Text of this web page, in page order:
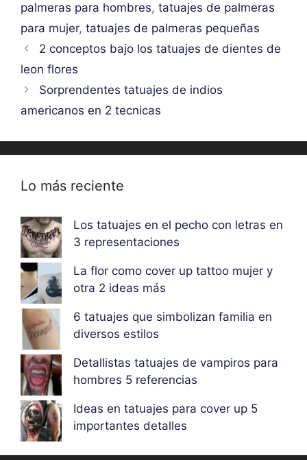
palmeras para hombres, tatuajes de palmeras
para mujer, tatuajes de palmeras pequeñas
2 conceptos bajo los tatuajes de dientes de
leon flores
Sorprendentes tatuajes de indios
americanos en 2 tecnicas
Lo más reciente
Los tatuajes en el pecho con letras en
3 representaciones
La flor como cover up tattoo mujer y
otra 2 ideas más
6 tatuajes que simbolizan familia en
diversos estilos
Detallistas tatuajes de vampiros para
hombres 5 referencias
Ideas en tatuajes para cover up 5
importantes detalles